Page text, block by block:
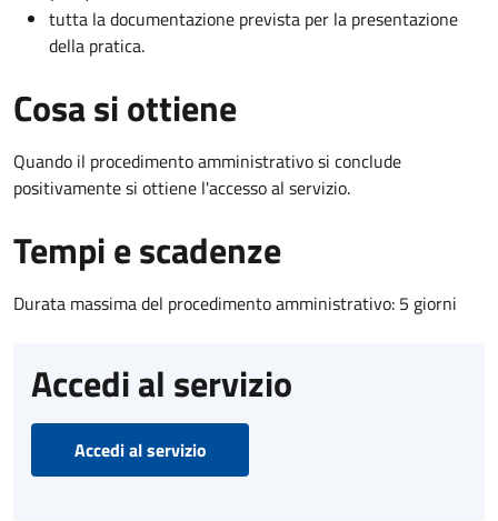
tutta la documentazione prevista per la presentazione
della pratica.
Cosa si ottiene
Quando il procedimento amministrativo si conclude
positivamente si ottiene l'accesso al servizio.
Tempi e scadenze
Durata massima del procedimento amministrativo: 5 giorni
Accedi al servizio
Accedi al servizio